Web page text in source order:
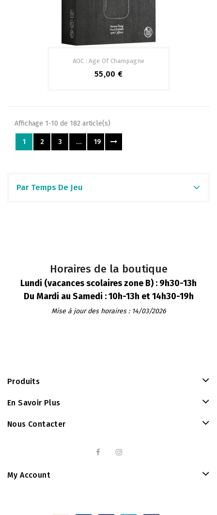
AOC : Age Of Champagne
55,00 €
Affichage 1-10 de 182 article(s)
1 2 3 … 19
Par Temps De Jeu
Horaires de la boutique
Lundi (vacances scolaires zone B) : 9h30-13h
Du Mardi au Samedi : 10h-13h et 14h30-19h
Mise à jour des horaires : 14/03/2026
Produits
En Savoir Plus
Nous Contacter
My Account